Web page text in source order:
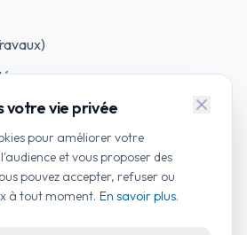
Rénov'
votre vie privée
pour améliorer votre
et vous proposer des
pouvez accepter, refuser ou
à tout moment. En savoir plus.